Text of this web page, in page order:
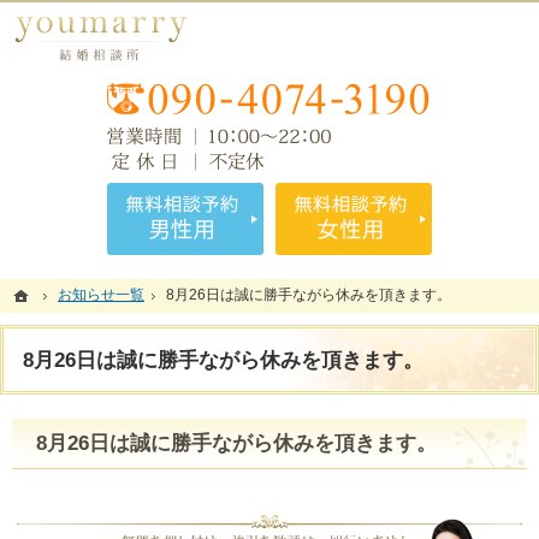
ホーム
お知らせ一覧 8月26日は誠に勝手ながら休みを頂きます。
8月26日は誠に勝手ながら休みを頂きます。
会員様の立場にたって解決策を考える結婚相談所。藤沢・辻堂・湘南の婚活なら当相談所
藤沢・辻堂・湘南の婚活なら理想のお相手探しを支援する結婚相談所 youmarry
8月26日は誠に勝手ながら休みを頂きます。
無料相談予約男性用
ホーム
お知らせ一覧 8月26日は誠に勝手ながら休みを頂きます。